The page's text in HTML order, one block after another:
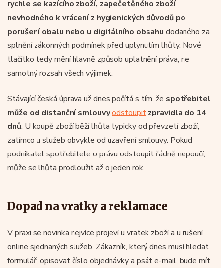
rychle se kazícího zboží, zapečetěného zboží
nevhodného k vrácení z hygienických důvodů po
porušení obalu nebo u digitálního obsahu dodaného za
splnění zákonných podmínek před uplynutím lhůty. Nové
tlačítko tedy mění hlavně způsob uplatnění práva, ne
samotný rozsah všech výjimek.
Stávající česká úprava už dnes počítá s tím, že spotřebitel
může od distanční smlouvyodstoupit zpravidla do 14
dnů. U koupě zboží běží lhůta typicky od převzetí zboží,
zatímco u služeb obvykle od uzavření smlouvy. Pokud
podnikatel spotřebitele o právu odstoupit řádně nepoučí,
může se lhůta prodloužit až o jeden rok.
Dopad na vratky a reklamace
V praxi se novinka nejvíce projeví u vratek zboží a u rušení
online sjednaných služeb. Zákazník, který dnes musí hledat
formulář, opisovat číslo objednávky a psát e-mail, bude mít